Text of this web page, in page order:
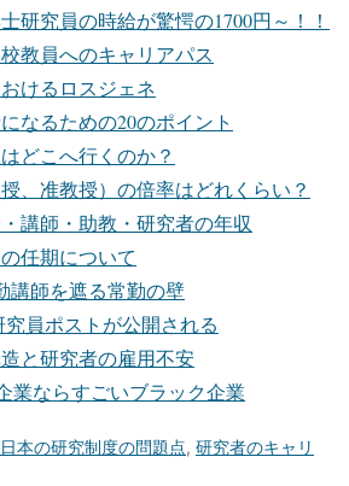
研究員の時給が驚愕の1700円～！！
教員へのキャリアパス
けるロスジェネ
なるための20のポイント
どこへ行くのか？
、准教授）の倍率はどれくらい？
講師・助教・研究者の年収
任期について
講師を遮る常勤の壁
員ポストが公開される
と研究者の雇用不安
業ならすごいブラック企業
日本の研究制度の問題点, 研究者のキャリ